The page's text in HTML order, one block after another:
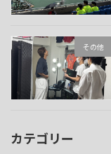
その他
カテゴリー